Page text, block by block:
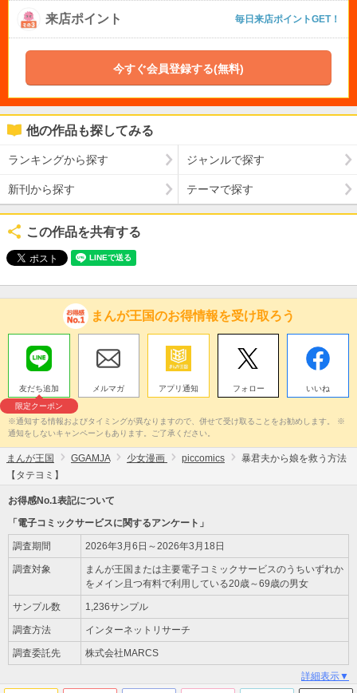
来店ポイント 毎日来店ポイントGET！
今すぐ会員登録する(無料)
他の作品も探してみる
ランキングから探す ジャンルで探す
新刊から探す テーマで探す
この作品を共有する
まんが王国のお得情報を受け取ろう
友だち追加
限定クーポン
メルマガ アプリ通知 フォロー いいね
※通知する情報およびタイミングが異なりますので、併せて受け取ることをお勧めします。 ※
通知をしないキャンペーンもあります。ご了承ください。
まんが王国 GGAMJA 少女漫画 piccomics
暴君夫から娘を救う方法
【タテヨミ】
お得感No.1表記について
「電子コミックサービスに関するアンケート」
調査期間 2026年3月6日～2026年3月18日
調査対象
まんが王国または主要電子コミックサービスのうちいずれか
をメイン且つ有料で利用している20歳～69歳の男女
サンプル数 1,236サンプル
調査方法 インターネットリサーチ
調査委託先 株式会社MARCS
詳細表示▼